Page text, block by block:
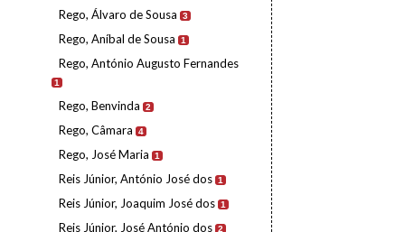
Rego, Álvaro de Sousa 3
Rego, Aníbal de Sousa 1
Rego, António Augusto Fernandes
1
Rego, Benvinda 2
Rego, Câmara 4
Rego, José Maria 1
Reis Júnior, António José dos 1
Reis Júnior, Joaquim José dos 1
Reis Júnior, José António dos 2